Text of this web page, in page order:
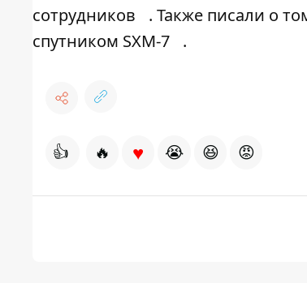
сотрудников
. Также писали о
спутником SXM-7
.
👍 🔥 ♥ 😭 😆 😡